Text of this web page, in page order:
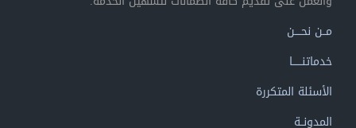
مــن نحــــن
خدماتنــــــا
الأسئلة المتكررة
المدونــة